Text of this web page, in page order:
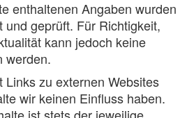
enthaltenen Angaben wurden
geprüft. Für Richtigkeit,
kann jedoch keine
werden.
Links zu externen Websites
wir keinen Einfluss haben.